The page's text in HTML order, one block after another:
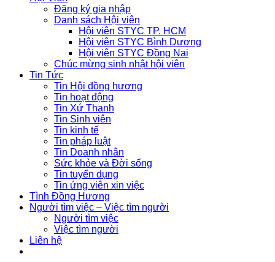
Đăng ký gia nhập
Danh sách Hội viên
Hội viên STYC TP. HCM
Hội viên STYC Bình Dương
Hội viên STYC Đồng Nai
Chúc mừng sinh nhật hội viên
Tin Tức
Tin Hội đồng hương
Tin hoạt động
Tin Xứ Thanh
Tin Sinh viên
Tin kinh tế
Tin pháp luật
Tin Doanh nhân
Sức khỏe và Đời sống
Tin tuyển dụng
Tin ứng viên xin việc
Tình Đồng Hương
Người tìm việc – Việc tìm người
Người tìm việc
Việc tìm người
Liên hệ